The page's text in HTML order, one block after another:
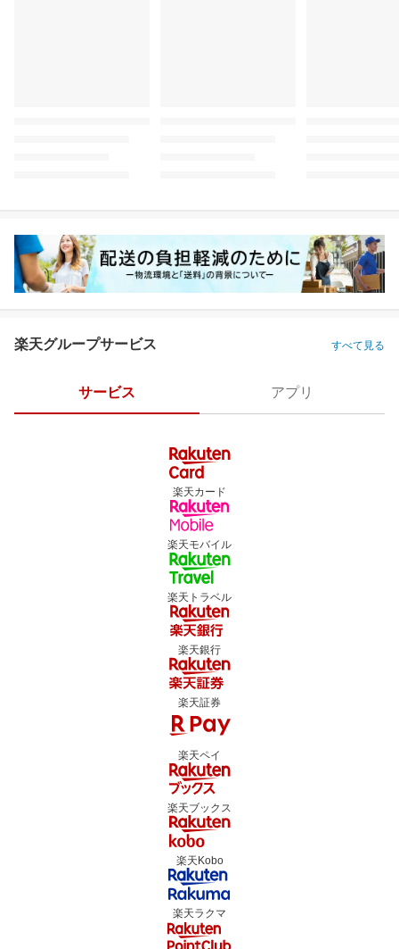
楽天グループサービス すべて見る
サービス アプリ
楽天カード
楽天モバイル
楽天トラベル
楽天銀行
楽天証券
楽天ペイ
楽天ブックス
楽天Kobo
楽天ラクマ